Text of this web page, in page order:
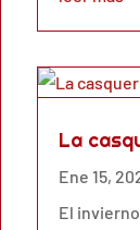
La
Ene 15,
El